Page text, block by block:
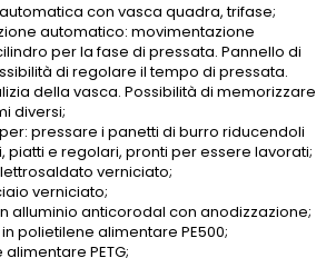
con vasca quadra, trifase;
automatico: movimentazione
per la fase di pressata. Pannello di
di regolare il tempo di pressata.
della vasca. Possibilità di memorizzare
diversi;
pressare i panetti di burro riducendoli
piatti e regolari, pronti per essere lavorati;
verniciato;
verniciato;
alluminio anticorodal con anodizzazione;
polietilene alimentare PE500;
PETG;